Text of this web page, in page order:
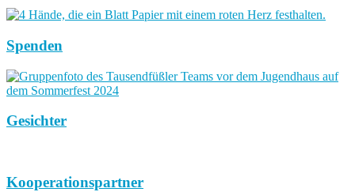
Spenden
Gesichter
Kooperationspartner